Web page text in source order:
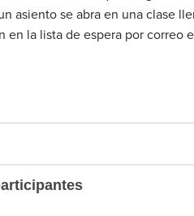
asiento se abra en una clase
en la lista de espera por correo